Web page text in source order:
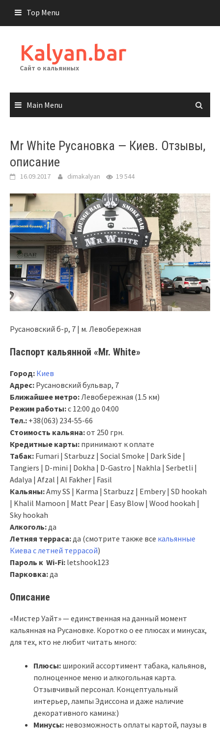
content
Top Menu
Kalyan.bar
Сайт о кальянных
Main Menu
Mr White Русановка — Киев. Отзывы,
описание
16.09.2017 dimakalyan 19 544
Русановский б-р, 7 | м. Левобережная
Паспорт кальянной «Mr. White»
Город: Киев
Адрес: Русановский бульвар, 7
Ближайшее метро: Левобережная (1.5 км)
Режим работы:с 12:00 до 04:00
Тел.: +38(063) 234-55-66
Стоимость кальяна:от 250 грн.
Кредитные карты: принимают к оплате
Табак: Fumari | Starbuzz | Social Smoke | Dark Side |
Tangiers | D-mini | Dokha | D-Gastro | Nakhla | Serbetli |
Adalya | Afzal | Al Fakher | Fasil
Кальяны:Amy SS | Karma | Starbuzz | Embery | SD hookah
| Khalil Mamoon | Matt Pear | Easy Blow | Wood hookah |
Sky hookah
Алкоголь: да
Летняя терраса: да (смотрите также все кальянные
Киева с летней террасой)
Пароль к Wi-Fi: letshook123
Парковка: да
Описание
«Мистер Уайт» — единственная на данный момент
кальянная на Русановке. Коротко о ее плюсах и минусах,
для тех, кто не любит читать много:
Плюсы: широкий ассортимент табака, кальянов,
полноценное меню и алкогольная карта.
Отзывчивый персонал. Концептуальный
интерьер, лампы Эдиссона и даже наличие
декоративного камина:)
Минусы: невозможность оплаты картой, паузы в